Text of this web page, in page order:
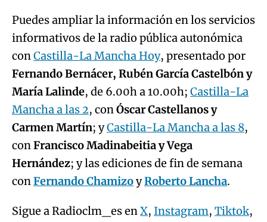
Puedes ampliar la información en los servicios
informativos de la radio pública autonómica
conCastilla-La Mancha Hoy, presentado por
Fernando Bernácer, Rubén García Castelbón y
María Lalinde, de 6.00h a 10.00h; Castilla-La
Mancha a las 2, conÓscar Castellanos y
Carmen Martín; yCastilla-La Mancha a las 8,
conFrancisco Madinabeitia y Vega
Hernández; y las ediciones de fin de semana
conFernando ChamizoyRoberto Lancha.
Sigue a Radioclm_es enX, Instagram, Tiktok,